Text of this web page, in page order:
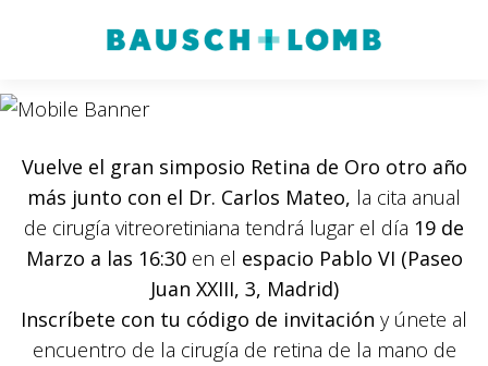
Vuelve el gran simposio Retina de Oro otro año
más junto con el Dr. Carlos Mateo, la cita anual
de cirugía vitreoretiniana tendrá lugar el día 19 de
Marzo a las 16:30en el espacio Pablo VI (Paseo
Juan XXIII, 3, Madrid)
Inscríbete con tu código de invitación y únete al
encuentro de la cirugía de retina de la mano de